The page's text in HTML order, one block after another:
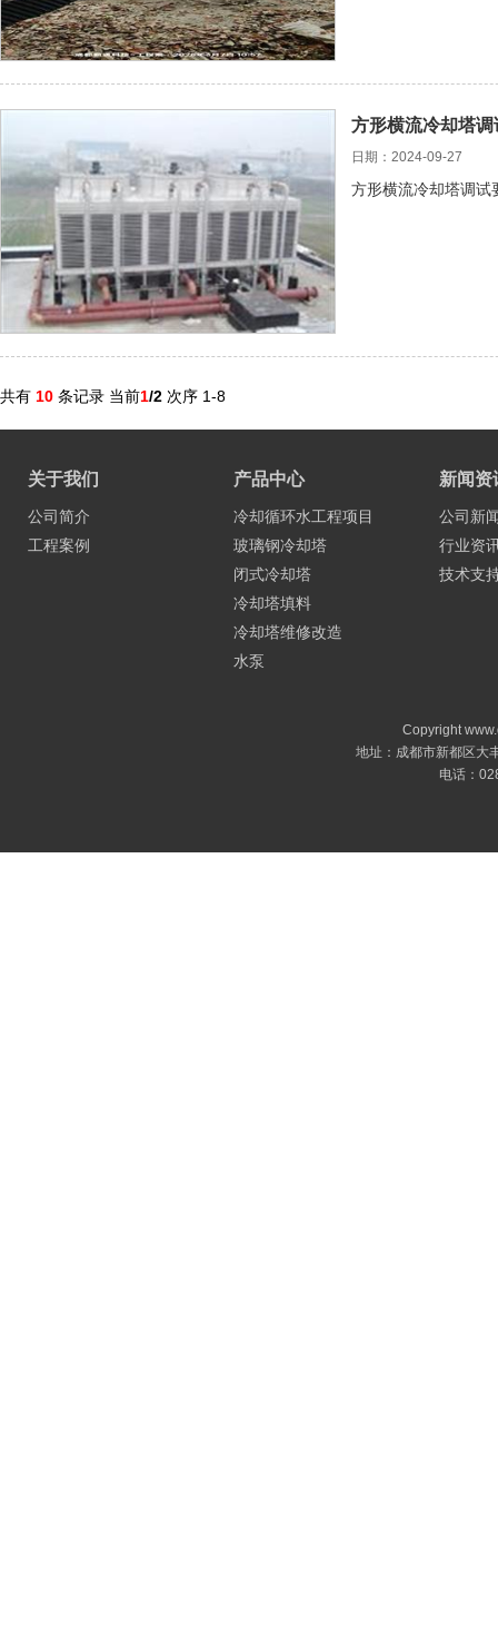
方形横流冷却塔调
日期：2024-09-27
方形横流冷却塔调试
共有 10 条记录 当前1/2 次序 1-8
关于我们
公司简介
工程案例
产品中心
冷却循环水工程项目
玻璃钢冷却塔
闭式冷却塔
冷却塔填料
冷却塔维修改造
水泵
新闻资
公司新
行业资
技术支
Copyright
地址：成都市新都区大
电话：